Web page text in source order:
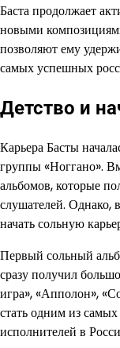
Баста продолжает
новыми
позволяют ему
самых успешных
Детство и
Карьера Басты
группы «Ноггано».
альбомов, которые
слушателей. Однако,
начать сольную
Первый сольный
сразу получил
игра», «Апполон»,
стать одним из
исполнителей в